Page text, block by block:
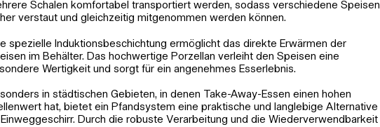
Schalen komfortabel transportiert werden, sodass verschiedene Speisen
verstaut und gleichzeitig mitgenommen werden können.
spezielle Induktionsbeschichtung ermöglicht das direkte Erwärmen der
im Behälter. Das hochwertige Porzellan verleiht den Speisen eine
Wertigkeit und sorgt für ein angenehmes Esserlebnis.
in städtischen Gebieten, in denen Take-Away-Essen einen hohen
hat, bietet ein Pfandsystem eine praktische und langlebige Alternative
Durch die robuste Verarbeitung und die Wiederverwendbarkeit